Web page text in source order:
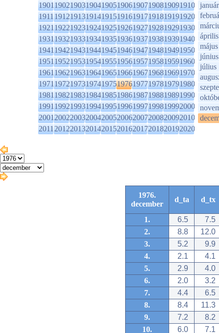
1901190219031904190519061907190819091910
1911191219131914191519161917191819191920
1921192219231924192519261927192819291930
1931193219331934193519361937193819391940
1941194219431944194519461947194819491950
1951195219531954195519561957195819591960
1961196219631964196519661967196819691970
1971197219731974197519761977197819791980
1981198219831984198519861987198819891990
1991199219931994199519961997199819992000
2001200220032004200520062007200820092010
2011201220132014201520162017201820192020
január
április
május
június
július
1976.
december
d_ta d_tx
1. 6.5
7.5
2.
8.8
12.0
3.
5.2
9.9
4.
2.1
4.1
5.
2.9
4.0
6.
2.0
3.2
7.
4.4
6.5
8.
8.4
11.3
9.
7.2
8.2
10.
6.0
7.1